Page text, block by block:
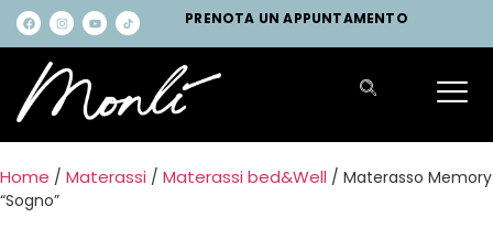
PRENOTA UN APPUNTAMENTO
Home / Materassi / Materassi bed&Well / Materasso Memory
“Sogno”